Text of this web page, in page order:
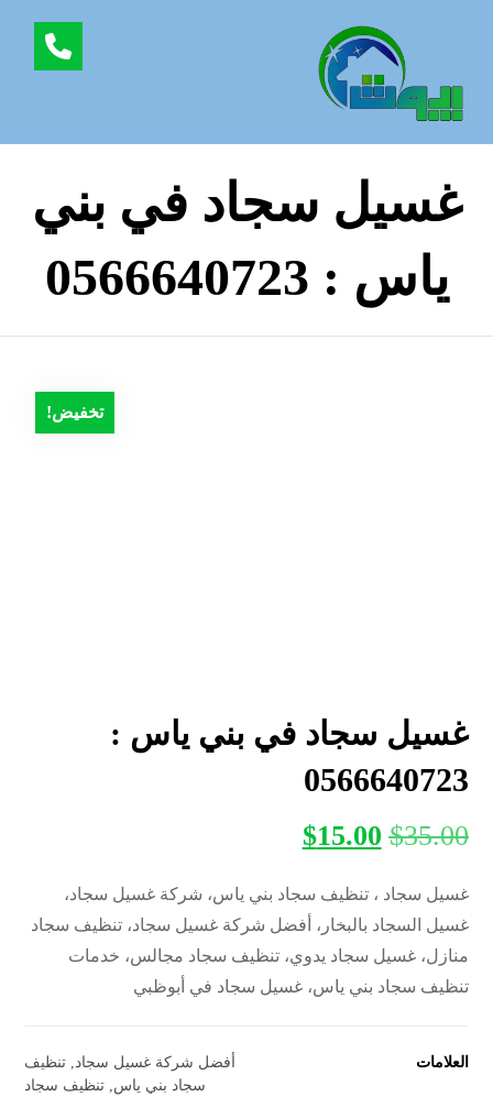
غسيل سجاد في بني
ياس : 0566640723
تخفيض!
غسيل سجاد في بني ياس :
0566640723
$35.00
$15.00
غسيل سجاد ، تنظيف سجاد بني ياس، شركة غسيل سجاد،
غسيل السجاد بالبخار، أفضل شركة غسيل سجاد، تنظيف سجاد
منازل، غسيل سجاد يدوي، تنظيف سجاد مجالس، خدمات
تنظيف سجاد بني ياس، غسيل سجاد في أبوظبي
العلامات أفضل شركة غسيل سجاد
تنظيف
سجاد بني ياس تنظيف سجاد